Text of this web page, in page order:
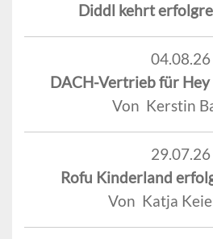
Diddl kehrt
04.08.26
DACH-Vertrieb für
Von Kerstin
29.07.26
Rofu Kinderland
Von Katja